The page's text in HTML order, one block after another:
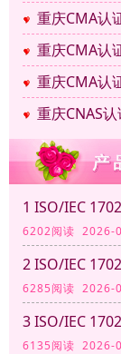
重庆CMA认
重庆CMA认
重庆CMA认
重庆CNAS认
1 ISO/IEC
6202阅读 2026-
2 ISO/IEC
6285阅读 2026-
3 ISO/IEC
6135阅读 2026-